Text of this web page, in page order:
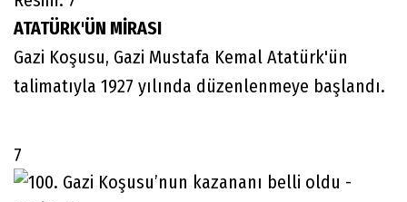
ATATÜRK'ÜN MİRASI
Gazi Koşusu, Gazi Mustafa Kemal Atatürk'ün
talimatıyla 1927 yılında düzenlenmeye başlandı.
7